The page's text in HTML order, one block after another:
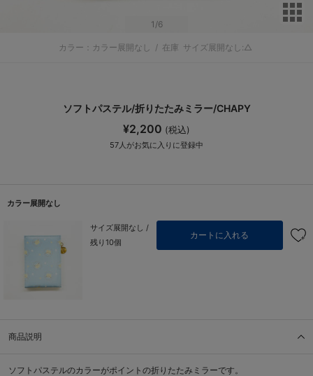
1 /6
カラー：カラー展開なし / 在庫 サイズ展開なし:△
ソフトパステル/折りたたみミラー/CHAPY
¥2,200 (税込)
57人がお気に入りに登録中
カラー展開なし
サイズ展開なし /
残り10個
カートに入れる
商品説明
ソフトパステルのカラーがポイントの折りたたみミラーです。